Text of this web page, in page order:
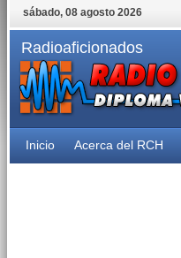
sábado, 08 agosto 2026
Radioaficionados
Inicio Acerca del RCH